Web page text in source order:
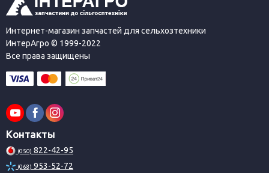
Интернет-магазин запчастей для сельхозтехники
ИнтерАгро © 1999-2022
Все права защищены
Контакты
(050) 822-42-95
(068) 953-52-72